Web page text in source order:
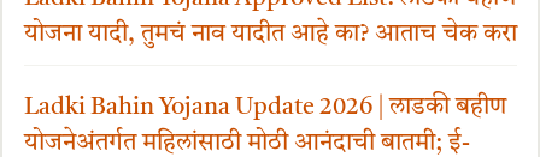
योजना यादी, तुमचं नाव यादीत आहे का? आताच चेक करा
Ladki Bahin Yojana Update 2026 | लाडकी बहीण
योजनेअंतर्गत महिलांसाठी मोठी आनंदाची बातमी; ई-